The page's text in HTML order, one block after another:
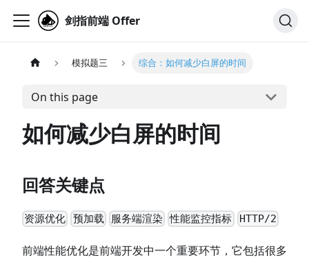
剑指前端 Offer
模拟题三 综合：如何减少白屏的时间
On this page
如何减少白屏的时间
回答关键点
资源优化 预加载 服务端渲染 性能监控指标 HTTP/2
前端性能优化是前端开发中一个重要环节，它包括很多